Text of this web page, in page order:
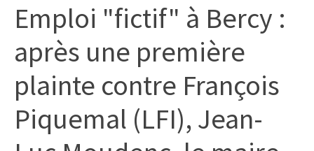
météo,
faits
divers
initiatives
Emploi "fictif" à Bercy :
après une première
plainte contre François
Piquemal (LFI), Jean-